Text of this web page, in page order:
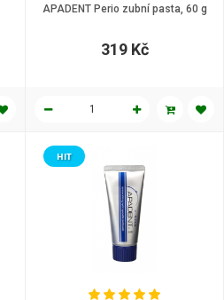
APADENT Perio zubní pasta, 60 g
319 Kč
HIT